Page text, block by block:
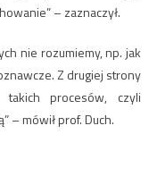
– zaznaczył.
nie rozumiemy, np. jak
Z drugiej strony
procesów, czyli
– mówił prof. Duch.